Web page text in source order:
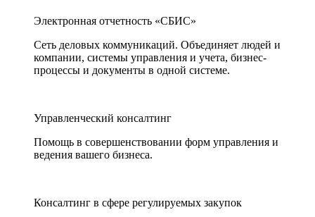
Электронная отчетность «СБИС»
Сеть деловых коммуникаций. Объединяет людей и
компании, системы управления и учета, бизнес-
процессы и документы в одной системе.
Управленческий консалтинг
Помощь в совершенствовании форм управления и
ведения вашего бизнеса.
Консалтинг в сфере регулируемых закупок